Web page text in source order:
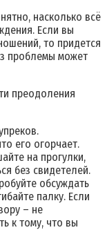
насколько всё
Если вы
то придется
проблемы может
преодоления
его огорчает.
на прогулки,
без свидетелей.
обсуждать
палку. Если
– не
к тому, что вы